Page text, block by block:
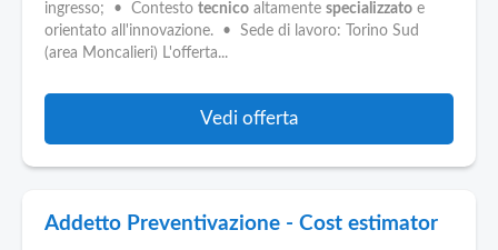
ingresso; • Contesto tecnico altamente specializzato e
orientato all'innovazione. • Sede di lavoro: Torino Sud
(area Moncalieri) L'offerta...
Vedi offerta
Addetto Preventivazione - Cost estimator